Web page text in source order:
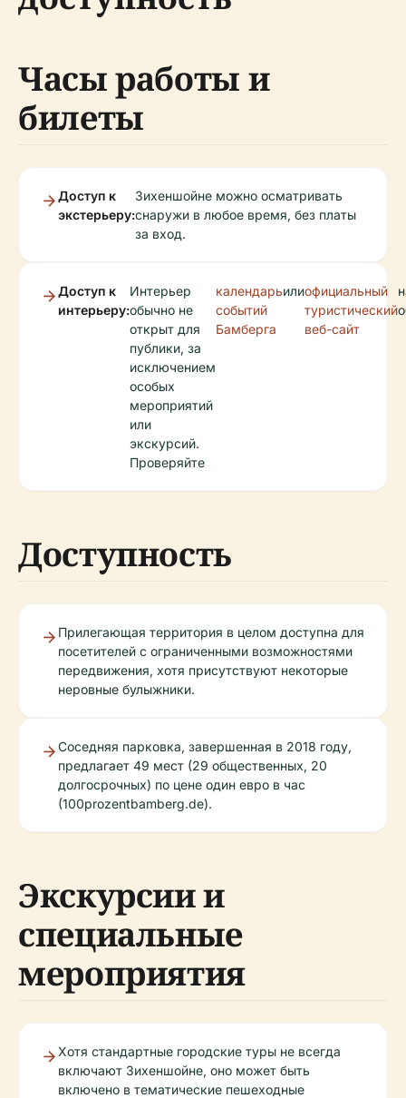
Часы работы и
билеты
Доступ к
экстерьеру:
Зихеншойне можно осматривать
снаружи в любое время, без платы
за вход.
Доступ к
интерьеру:
Интерьер
обычно не
открыт для
публики, за
исключением
особых
мероприятий
или
экскурсий.
Проверяйте
календарь
событий
Бамберга
илиофициальный
туристический
веб-сайт
Доступность
Прилегающая территория в целом доступна для
посетителей с ограниченными возможностями
передвижения, хотя присутствуют некоторые
неровные булыжники.
Соседняя парковка, завершенная в 2018 году,
предлагает 49 мест (29 общественных, 20
долгосрочных) по цене один евро в час
(100prozentbamberg.de).
Экскурсии и
специальные
мероприятия
Хотя стандартные городские туры не всегда
включают Зихеншойне, оно может быть
включено в тематические пешеходные